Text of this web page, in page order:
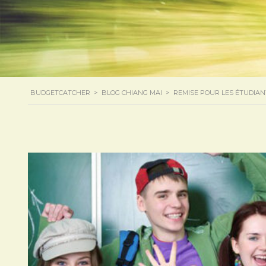
BUDGETCATCHER > BLOG CHIANG MAI > REMISE POUR LES